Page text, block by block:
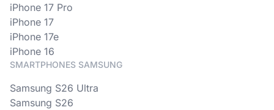
iPhone 17 Pro
iPhone 17
iPhone 17e
iPhone 16
SMARTPHONES SAMSUNG
Samsung S26 Ultra
Samsung S26